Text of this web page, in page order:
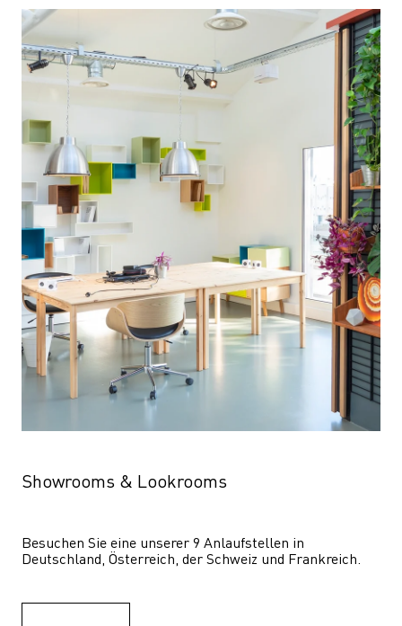
Showrooms & Lookrooms
Besuchen Sie eine unserer 9 Anlaufstellen in
Deutschland, Österreich, der Schweiz und Frankreich.